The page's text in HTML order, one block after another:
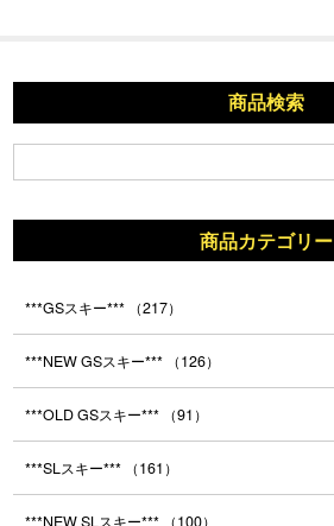
商品検索
商品カテゴリー
***GSスキー*** （217）
***NEW GSスキー*** （126）
***OLD GSスキー*** （91）
***SLスキー*** （161）
***NEW SLスキー*** （100）